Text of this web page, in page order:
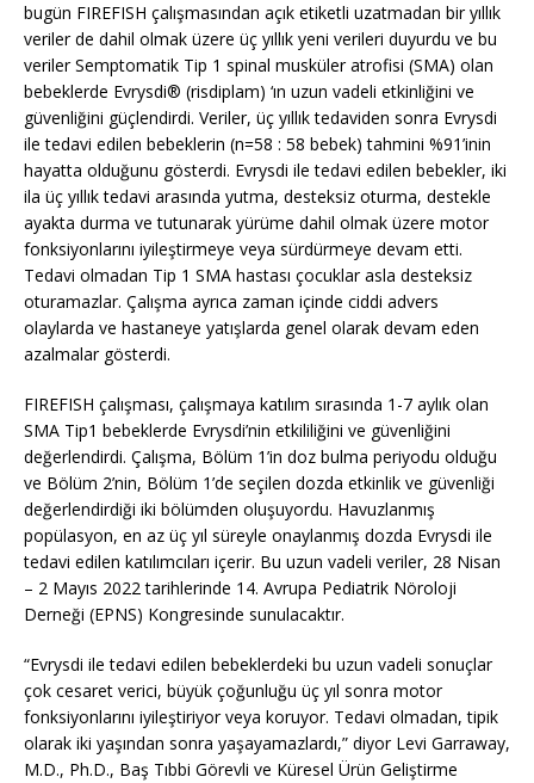
bugün FIREFISH çalışmasından açık etiketli uzatmadan bir yıllık
veriler de dahil olmak üzere üç yıllık yeni verileri duyurdu ve bu
veriler Semptomatik Tip 1 spinal musküler atrofisi (SMA) olan
bebeklerde Evrysdi® (risdiplam) ‘ın uzun vadeli etkinliğini ve
güvenliğini güçlendirdi. Veriler, üç yıllık tedaviden sonra Evrysdi
ile tedavi edilen bebeklerin (n=58 : 58 bebek) tahmini %91’inin
hayatta olduğunu gösterdi. Evrysdi ile tedavi edilen bebekler, iki
ila üç yıllık tedavi arasında yutma, desteksiz oturma, destekle
ayakta durma ve tutunarak yürüme dahil olmak üzere motor
fonksiyonlarını iyileştirmeye veya sürdürmeye devam etti.
Tedavi olmadan Tip 1 SMA hastası çocuklar asla desteksiz
oturamazlar. Çalışma ayrıca zaman içinde ciddi advers
olaylarda ve hastaneye yatışlarda genel olarak devam eden
azalmalar gösterdi.
FIREFISH çalışması, çalışmaya katılım sırasında 1-7 aylık olan
SMA Tip1 bebeklerde Evrysdi’nin etkililiğini ve güvenliğini
değerlendirdi. Çalışma, Bölüm 1’in doz bulma periyodu olduğu
ve Bölüm 2’nin, Bölüm 1’de seçilen dozda etkinlik ve güvenliği
değerlendirdiği iki bölümden oluşuyordu. Havuzlanmış
popülasyon, en az üç yıl süreyle onaylanmış dozda Evrysdi ile
tedavi edilen katılımcıları içerir. Bu uzun vadeli veriler, 28 Nisan
– 2 Mayıs 2022 tarihlerinde 14. Avrupa Pediatrik Nöroloji
Derneği (EPNS) Kongresinde sunulacaktır.
“Evrysdi ile tedavi edilen bebeklerdeki bu uzun vadeli sonuçlar
çok cesaret verici, büyük çoğunluğu üç yıl sonra motor
fonksiyonlarını iyileştiriyor veya koruyor. Tedavi olmadan, tipik
olarak iki yaşından sonra yaşayamazlardı,” diyor Levi Garraway,
M.D., Ph.D., Baş Tıbbi Görevli ve Küresel Ürün Geliştirme